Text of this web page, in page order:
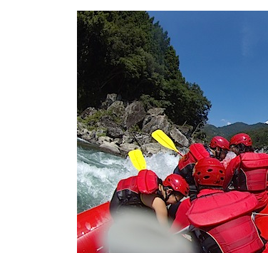
お問い合わせ
ENGLISH